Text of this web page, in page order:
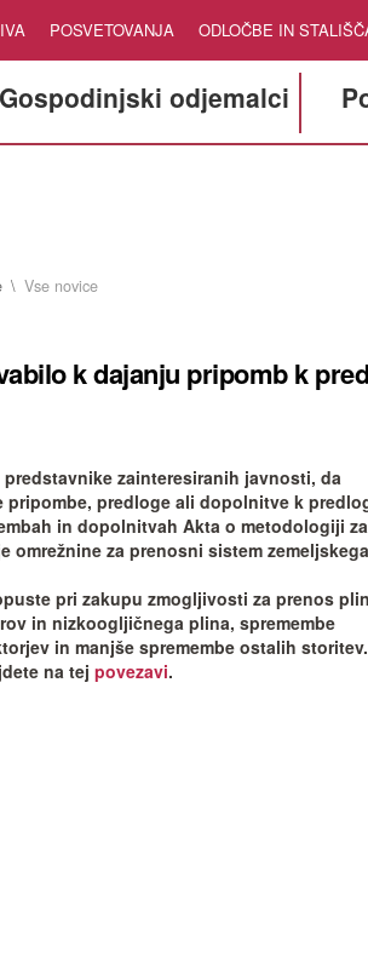
POSVETOVANJA ODLOČBE IN
Gospodinjski odjemalci
Vse novice
k dajanju pripomb k
zainteresiranih javnosti, da
pripombe, predloge ali dopolnitve k
in dopolnitvah Akta o metodologiji za
omrežnine za prenosni sistem zemeljskega
pri zakupu zmogljivosti za prenos
in nizkoogljičnega plina, spremembe
in manjše spremembe ostalih storitev.
na tej povezavi.